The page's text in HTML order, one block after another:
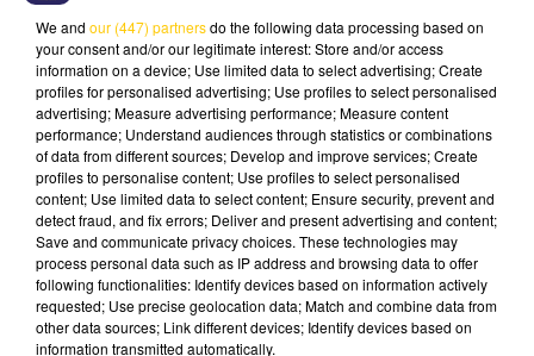
Lecture (5 min 52 sec)
13 juin 2026 - 5 min 52 sec
L'INFO DU TARN-ET-GARONNE DU
13/06/26 À 12H00
Ecoutez sur Totem l'information dans le Tarn-et-
Garonne et le pays de Cahors avec les
We and our (447) partnersdo the following data processing based on
your consent and/or our legitimate interest: Store and/or access
information on a device; Use limited data to select advertising; Create
profiles for personalised advertising; Use profiles to select personalised
advertising; Measure advertising performance; Measure content
performance; Understand audiences through statistics or combinations
of data from different sources; Develop and improve services; Create
profiles to personalise content; Use profiles to select personalised
content; Use limited data to select content; Ensure security, prevent and
detect fraud, and fix errors; Deliver and present advertising and content;
Save and communicate privacy choices. These technologies may
process personal data such as IP address and browsing data to offer
following functionalities: Identify devices based on information actively
requested; Use precise geolocation data; Match and combine data from
other data sources; Link different devices; Identify devices based on
information transmitted automatically.